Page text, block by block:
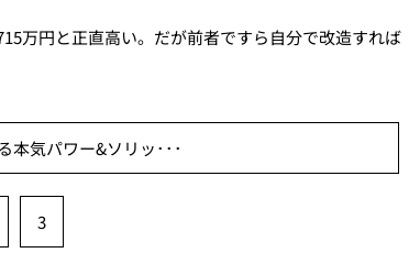
万円と正直高い。だが前者ですら自分で改造すれば
本気パワー&ソリッ･･･
3